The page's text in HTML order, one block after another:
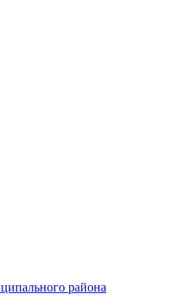
района